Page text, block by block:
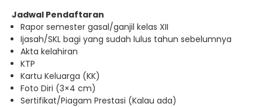
Jadwal Pendaftaran
Rapor semester gasal/ganjil kelas XII
Ijasah/SKL bagi yang sudah lulus tahun sebelumnya
Akta kelahiran
KTP
Kartu Keluarga (KK)
Foto Diri (3×4 cm)
Sertifikat/Piagam Prestasi (Kalau ada)